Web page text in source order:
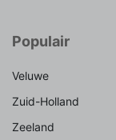
Populair
Veluwe
Zuid-Holland
Zeeland